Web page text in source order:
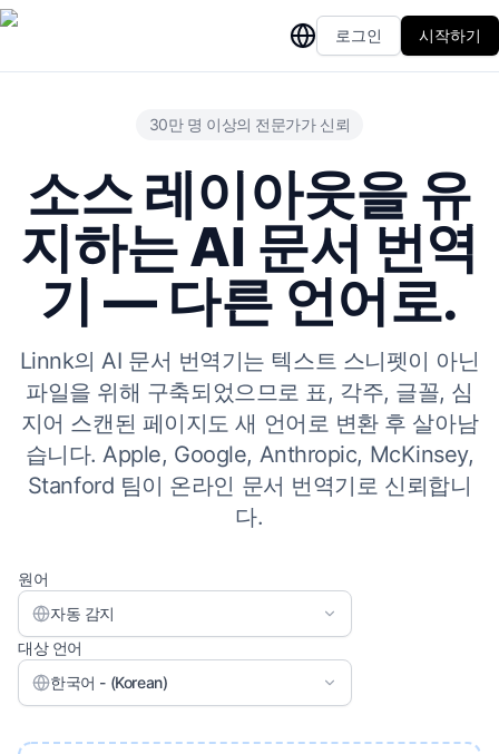
로그인 시작하기
30만 명 이상의 전문가가 신뢰
소스 레이아웃을 유
지하는 AI 문서 번역
기 — 다른 언어로.
Linnk의 AI 문서 번역기는 텍스트 스니펫이 아닌
파일을 위해 구축되었으므로 표, 각주, 글꼴, 심
지어 스캔된 페이지도 새 언어로 변환 후 살아남
습니다. Apple, Google, Anthropic, McKinsey,
Stanford 팀이 온라인 문서 번역기로 신뢰합니
다.
원어
자동 감지
대상 언어
한국어 - (Korean)